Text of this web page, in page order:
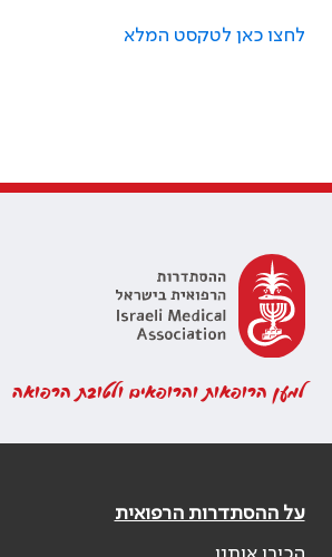
לחצו כאן לטקסט המלא
למען הרופאות והרופאים ולטובת הרפואה
על ההסתדרות הרפואית